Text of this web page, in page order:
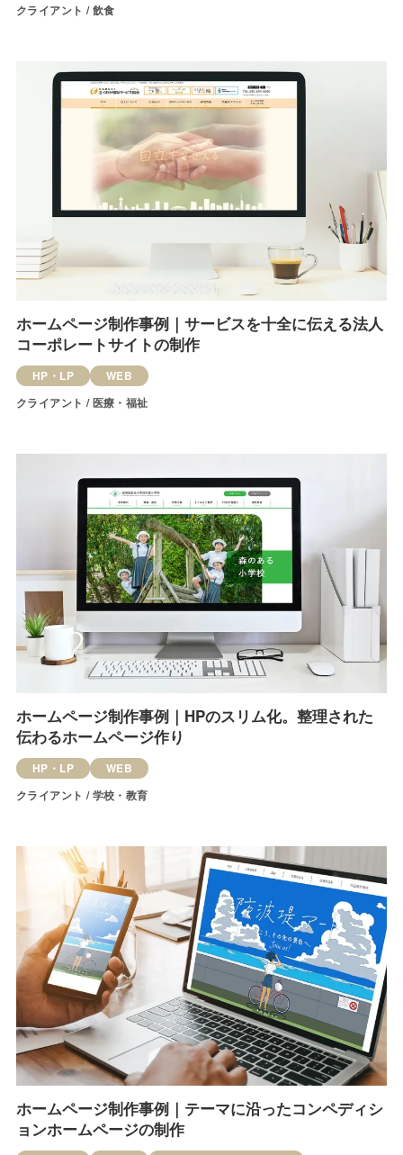
クライアント / 飲食
ホームページ制作事例｜サービスを十全に伝える法人
コーポレートサイトの制作
HP・LP
WEB
クライアント / 医療・福祉
ホームページ制作事例｜HPのスリム化。整理された
伝わるホームページ作り
HP・LP
WEB
クライアント / 学校・教育
ホームページ制作事例｜テーマに沿ったコンペディシ
ョンホームページの制作